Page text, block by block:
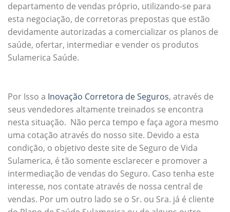
departamento de vendas próprio, utilizando-se para
esta negociação, de corretoras prepostas que estão
devidamente autorizadas a comercializar os planos de
saúde, ofertar, intermediar e vender os produtos
Sulamerica Saúde.
Por Isso a Inovação Corretora de Seguros, através de
seus vendedores altamente treinados se encontra
nesta situação. Não perca tempo e faça agora mesmo
uma cotação através do nosso site. Devido a esta
condição, o objetivo deste site de Seguro de Vida
Sulamerica, é tão somente esclarecer e promover a
intermediação de vendas do Seguro. Caso tenha este
interesse, nos contate através de nossa central de
vendas. Por um outro lado se o Sr. ou Sra. já é cliente